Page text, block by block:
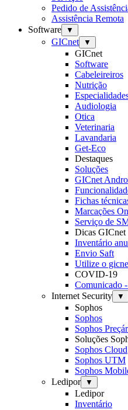
Pedido de
Assistência Remota
Software
▼
GICnet ▼
GICnet
Software
Cabeleireiros
Nutrição
Audiologia
Otica
Veterinaria
Lavandaria
Get-Eco
Destaques
Soluções
GICnet
Fichas
Marcações
Serviço de
Dicas GICnet
Inventário
Envio Saft
Utilize o
COVID-19
Comunicado
Internet Security
▼
Sophos
Sophos
Sophos
Soluções
Sophos Cloud
Sophos UTM
Sophos
Ledipor
▼
Ledipor
Inventário